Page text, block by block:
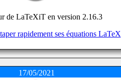
de LaTeXiT en version 2.16.3
rapidement ses équations LaTeX
17/05/2021